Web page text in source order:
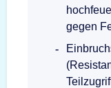
gegen